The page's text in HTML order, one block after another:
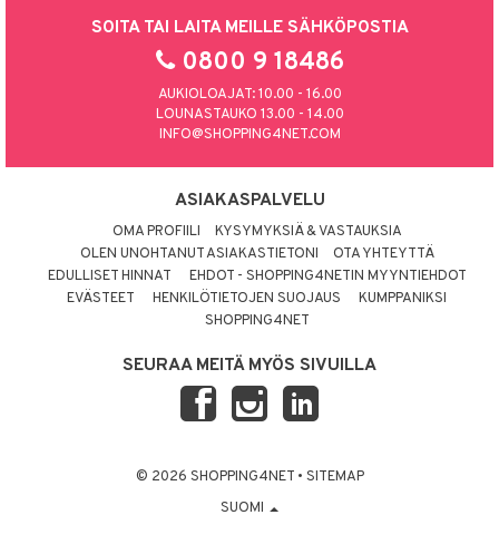
SOITA TAI LAITA MEILLE SÄHKÖPOSTIA
0800 9 18486
AUKIOLOAJAT: 10.00 - 16.00
LOUNASTAUKO 13.00 - 14.00
INFO@SHOPPING4NET.COM
ASIAKASPALVELU
OMA PROFIILI
KYSYMYKSIÄ & VASTAUKSIA
OLEN UNOHTANUT ASIAKASTIETONI
OTA YHTEYTTÄ
EDULLISET HINNAT
EHDOT - SHOPPING4NETIN MYYNTIEHDOT
EVÄSTEET
HENKILÖTIETOJEN SUOJAUS
KUMPPANIKSI
SHOPPING4NET
SEURAA MEITÄ MYÖS SIVUILLA
© 2026 SHOPPING4NET • SITEMAP
SUOMI